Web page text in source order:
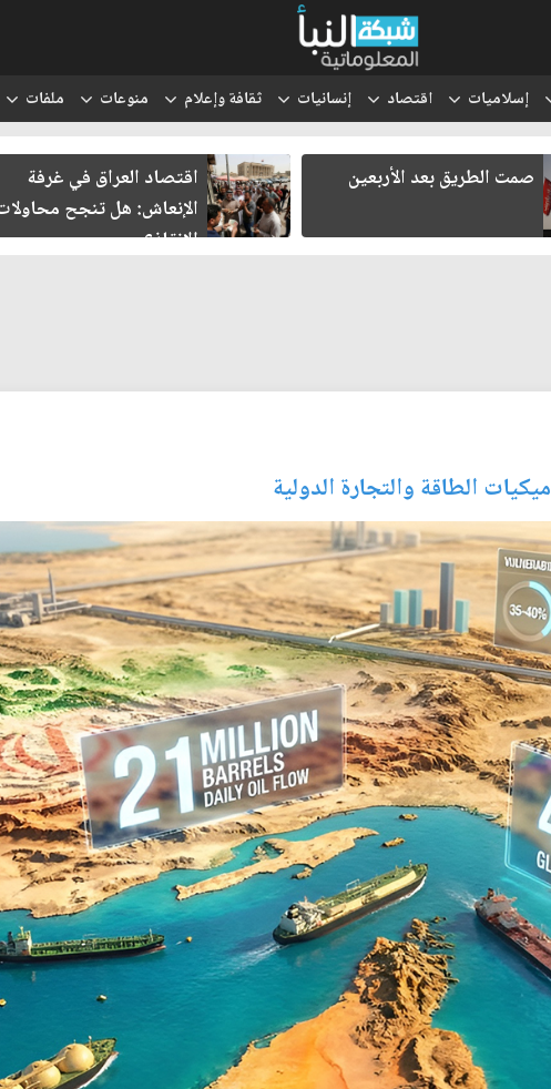
إسلاميات اقتصاد إنسانيات ثقافة وإعلام منوعات ملفات
صمت الطريق بعد الأربعين
اقتصاد العراق في غرفة
الإنعاش: هل تنجح محاولات
الإنقاذ؟
الطاقة والتجارة الدولية